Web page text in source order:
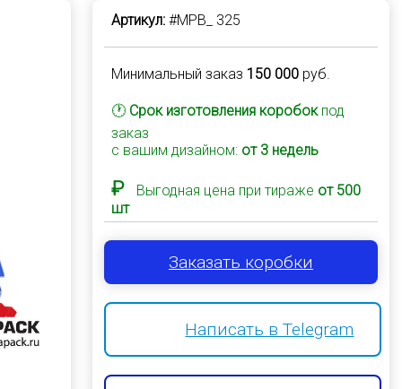
Артикул:#MPB_ 325
Минимальный заказ 150 000руб.
🕐 Срок изготовления коробокпод
заказ
с вашим дизайном: от 3 недель
₽ Выгодная цена при тираже от 500
шт
Заказать коробки
Написать в Telegram